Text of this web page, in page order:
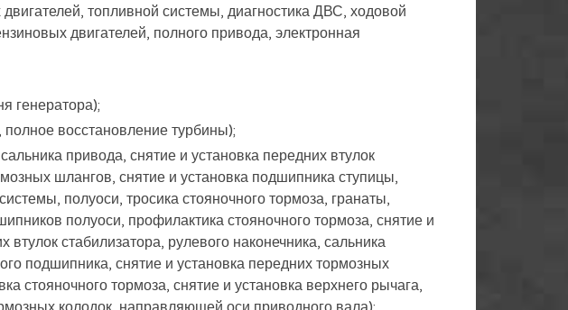
топливной системы, диагностика ДВС, ходовой
двигателей, полного привода, электронная
генератора);
восстановление турбины);
привода, снятие и установка передних втулок
шлангов, снятие и установка подшипника ступицы,
полуоси, тросика стояночного тормоза, гранаты,
полуоси, профилактика стояночного тормоза, снятие и
стабилизатора, рулевого наконечника, сальника
подшипника, снятие и установка передних тормозных
стояночного тормоза, снятие и установка верхнего рычага,